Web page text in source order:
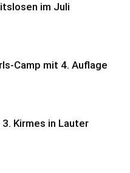
im Juli
Camp mit 4. Auflage
Kirmes in Lauter